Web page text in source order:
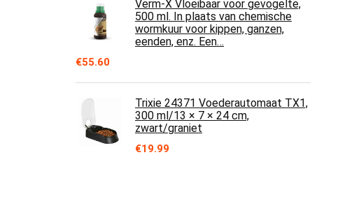
Verm-X Vloeibaar voor gevogelte,
500 ml. In plaats van chemische
wormkuur voor kippen, ganzen,
eenden, enz. Een…
€55.60
Trixie 24371 Voederautomaat TX1,
300 ml/13 × 7 × 24 cm,
zwart/graniet
€19.99